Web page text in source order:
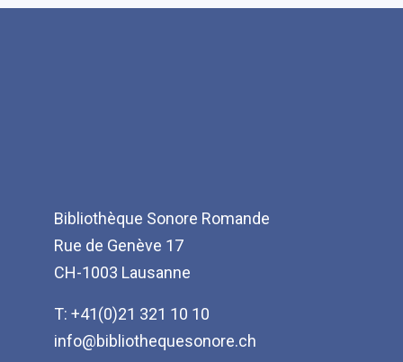
Bibliothèque Sonore Romande
Rue de Genève 17
CH-1003 Lausanne
T: +41(0)21 321 10 10
info@bibliothequesonore.ch